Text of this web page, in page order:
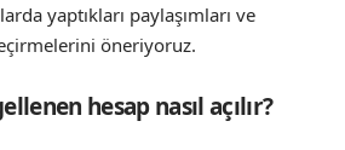
yaptıkları paylaşımları ve
öneriyoruz.
hesap nasıl açılır?